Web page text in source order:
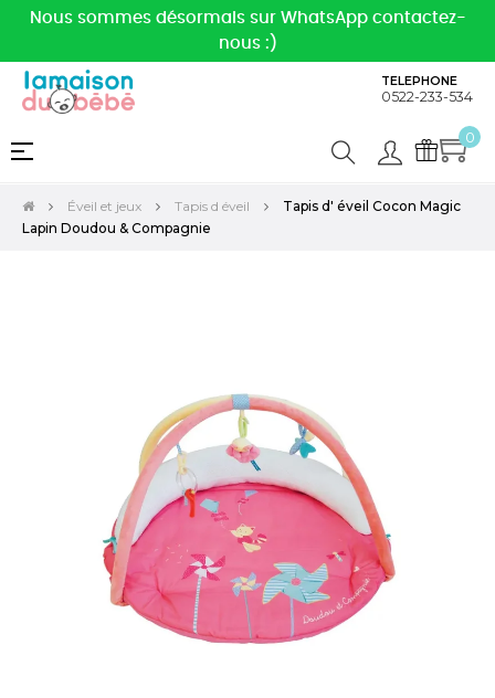
Nous sommes désormais sur WhatsApp contactez-
nous :)
TELEPHONE
0522-233-534
0
Basculer
navigation
☰
Éveil et jeux Tapis d éveil
Tapis d' éveil Cocon Magic
Lapin Doudou & Compagnie